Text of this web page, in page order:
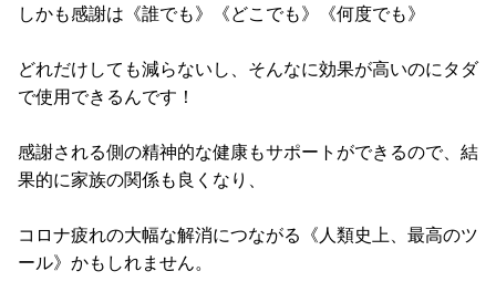
しかも感謝は《誰でも》《どこでも》《何度でも》
どれだけしても減らないし、そんなに効果が高いのにタダ
で使用できるんです！
感謝される側の精神的な健康もサポートができるので、結
果的に家族の関係も良くなり、
コロナ疲れの大幅な解消につながる《人類史上、最高のツ
ール》かもしれません。